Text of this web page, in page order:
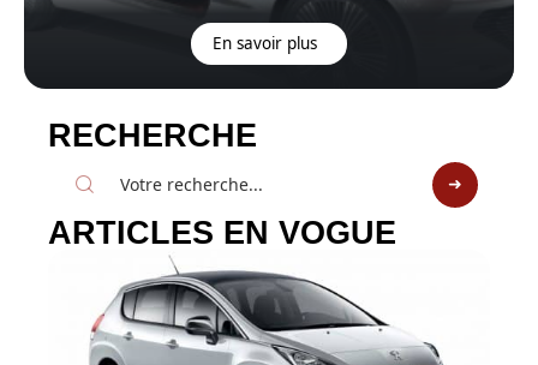
En savoir plus
RECHERCHE
ARTICLES EN VOGUE